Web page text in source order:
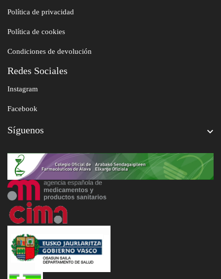
Política de privacidad
Política de cookies
Condiciones de devolución
Redes Sociales
Instagram
Facebook
Síguenos 